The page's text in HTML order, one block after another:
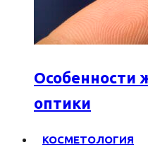
Особенности
оптики
КОСМЕТОЛОГИЯ